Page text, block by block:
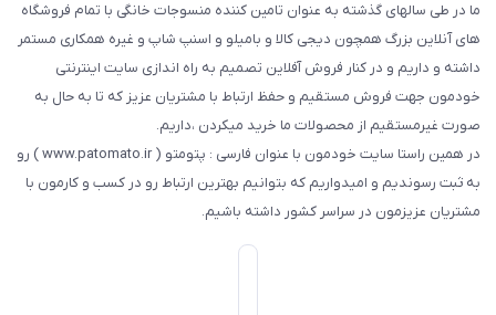
ما در طی سالهای گذشته به عنوان تامین کننده منسوجات خانگی با تمام فروشگاه
های آنلاین بزرگ همچون دیجی کالا و بامیلو و اسنپ شاپ و غیره همکاری مستمر
داشته و داریم و در کنار فروش آفلاین تصمیم به راه اندازی سایت اینترنتی
خودمون جهت فروش مستقیم و حفظ ارتباط با مشتریان عزیز که تا به حال به
صورت غیرمستقیم از محصولات ما خرید میکردن ،داریم.
در همین راستا سایت خودمون با عنوان فارسی : پتومتو ( www.patomato.ir ) رو
به ثبت رسوندیم و امیدواریم که بتوانیم بهترین ارتباط رو در کسب و کارمون با
مشتریان عزیزمون در سراسر کشور داشته باشیم.